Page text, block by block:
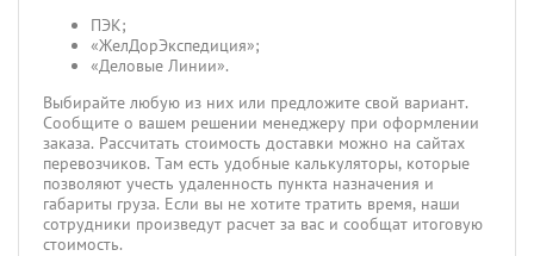
ПЭК;
«ЖелДорЭкспедиция»;
«Деловые Линии».
Выбирайте любую из них или предложите свой вариант.
Сообщите о вашем решении менеджеру при оформлении
заказа. Рассчитать стоимость доставки можно на сайтах
перевозчиков. Там есть удобные калькуляторы, которые
позволяют учесть удаленность пункта назначения и
габариты груза. Если вы не хотите тратить время, наши
сотрудники произведут расчет за вас и сообщат итоговую
стоимость.